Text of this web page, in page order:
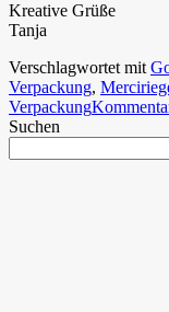
Kreative Grüße
Tanja
Verschlagwortet mit
Verpackung,
Verpackung
Suchen